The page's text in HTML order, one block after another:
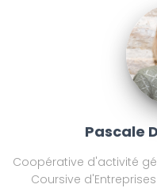
Pascale
Coopérative d'activité
Coursive